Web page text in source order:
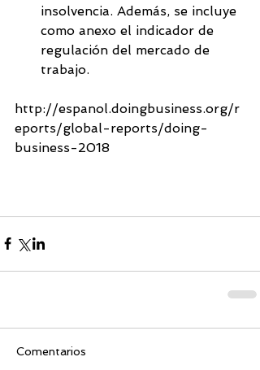
insolvencia. Además, se incluye
como anexo el indicador de
regulación del mercado de
trabajo.
http://espanol.doingbusiness.org/r
eports/global-reports/doing-
business-2018
Comentarios